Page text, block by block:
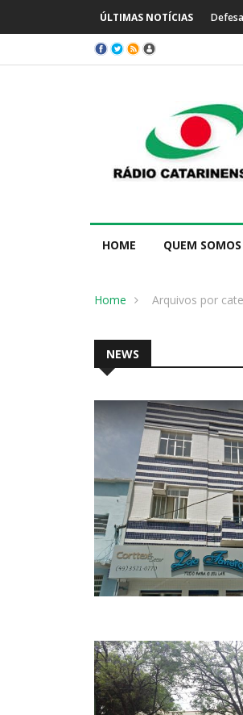
ÚLTIMAS NOTÍCIAS
HOME QUEM SOMOS
Home Arquivos por
NEWS